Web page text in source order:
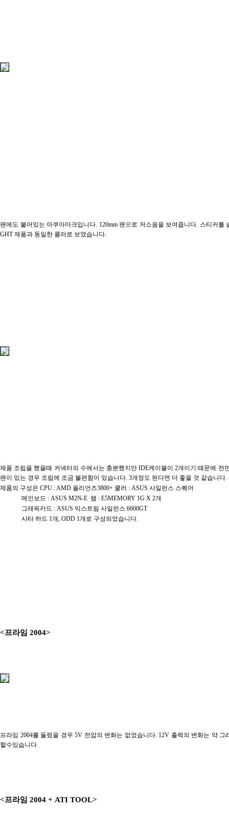
팬에도 붙어있는 아쿠아마크입니다. 120mm 팬으로 저소음을 보여줍니다. 스티커를
GHT 제품과 동일한 쿨러로 보였습니다.
제품 조립을 했을때 커넥터의 수에서는 충분했지만 IDE케이블이 2개이기 때문에 전
팬이 있는 경우 조립에 조금 불편함이 있습니다. 3개정도 된다면 더 좋을 것 같습니다.
제품의 구성은 CPU : AMD 올리언즈3800+ 쿨러 : ASUS 사일런스 스퀘어
메인보드 : ASUS M2N-E 램 : E5MEMORY 1G X 2개
그래픽카드 : ASUS 익스트림 사일런스 6600GT
사타 하드 1개, ODD 1개로 구성되었습니다.
<프라임 2004>
프라임 2004를 돌렸을 경우 5V 전압의 변화는 없었습니다. 12V 출력의 변화는 약 그
할수있습니다.
<프라임 2004 + ATI TOOL>